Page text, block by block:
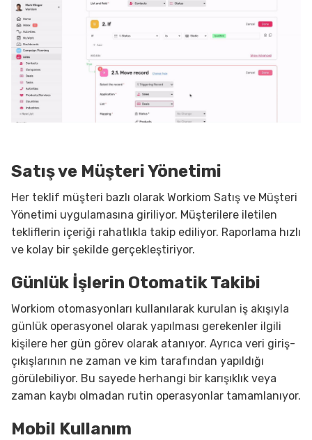
Satış ve Müşteri Yönetimi
Her teklif müşteri bazlı olarak Workiom Satış ve Müşteri
Yönetimi uygulamasına giriliyor. Müşterilere iletilen
tekliflerin içeriği rahatlıkla takip ediliyor. Raporlama hızlı
ve kolay bir şekilde gerçekleştiriyor.
Günlük İşlerin Otomatik Takibi
Workiom otomasyonları kullanılarak kurulan iş akışıyla
günlük operasyonel olarak yapılması gerekenler ilgili
kişilere her gün görev olarak atanıyor. Ayrıca veri giriş-
çıkışlarının ne zaman ve kim tarafından yapıldığı
görülebiliyor. Bu sayede herhangi bir karışıklık veya
zaman kaybı olmadan rutin operasyonlar tamamlanıyor.
Mobil Kullanım